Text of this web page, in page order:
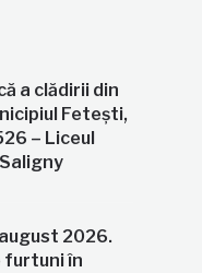
a clădirii din
Fetești,
– Liceul
2026.
furtuni în